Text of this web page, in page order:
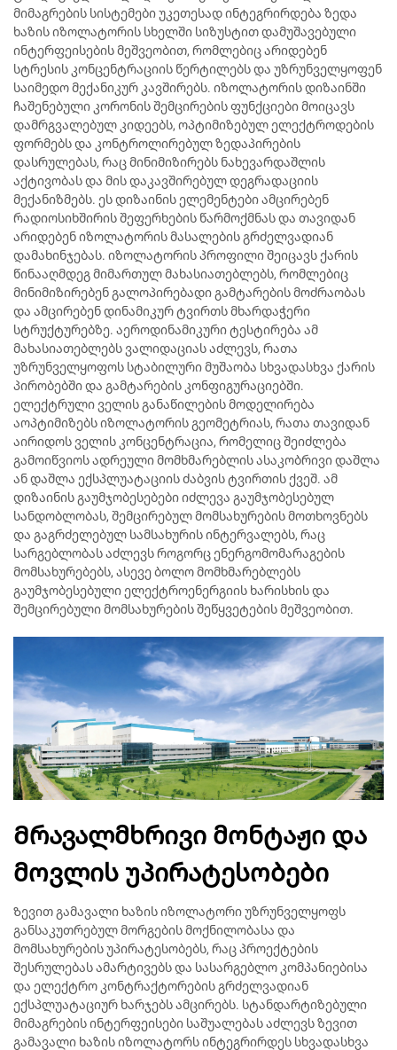
მიმაგრების სისტემები უკეთესად ინტეგრირდება ზედა
ხაზის იზოლატორის სხელში სიზუსტით დამუშავებული
ინტერფეისების მეშვეობით, რომლებიც არიდებენ
სტრესის კონცენტრაციის წერტილებს და უზრუნველყოფენ
საიმედო მექანიკურ კავშირებს. იზოლატორის დიზაინში
ჩაშენებული კორონის შემცირების ფუნქციები მოიცავს
დამრგვალებულ კიდეებს, ოპტიმიზებულ ელექტროდების
ფორმებს და კონტროლირებულ ზედაპირების
დასრულებას, რაც მინიმიზირებს ნახევარდაშლის
აქტივობას და მის დაკავშირებულ დეგრადაციის
მექანიზმებს. ეს დიზაინის ელემენტები ამცირებენ
რადიოსიხშირის შეფერხების წარმოქმნას და თავიდან
არიდებენ იზოლატორის მასალების გრძელვადიან
დამახინჯებას. იზოლატორის პროფილი შეიცავს ქარის
წინააღმდეგ მიმართულ მახასიათებლებს, რომლებიც
მინიმიზირებენ გალოპირებადი გამტარების მოძრაობას
და ამცირებენ დინამიკურ ტვირთს მხარდაჭერი
სტრუქტურებზე. აეროდინამიკური ტესტირება ამ
მახასიათებლებს ვალიდაციას აძლევს, რათა
უზრუნველყოფოს სტაბილური მუშაობა სხვადასხვა ქარის
პირობებში და გამტარების კონფიგურაციებში.
ელექტრული ველის განაწილების მოდელირება
აოპტიმიზებს იზოლატორის გეომეტრიას, რათა თავიდან
აირიდოს ველის კონცენტრაცია, რომელიც შეიძლება
გამოიწვიოს ადრეული მომხმარებლის ასაკობრივი დაშლა
ან დაშლა ექსპლუატაციის ძაბვის ტვირთის ქვეშ. ამ
დიზაინის გაუმჯობესებები იძლევა გაუმჯობესებულ
სანდობლობას, შემცირებულ მომსახურების მოთხოვნებს
და გაგრძელებულ სამსახურის ინტერვალებს, რაც
სარგებლობას აძლევს როგორც ენერგომომარაგების
მომსახურებებს, ასევე ბოლო მომხმარებლებს
გაუმჯობესებული ელექტროენერგიის ხარისხის და
შემცირებული მომსახურების შეწყვეტების მეშვეობით.
Მრავალმხრივი მონტაჟი და
მოვლის უპირატესობები
Ზევით გამავალი ხაზის იზოლატორი უზრუნველყოფს
განსაკუთრებულ მორგების მოქნილობასა და
მომსახურების უპირატესობებს, რაც პროექტების
შესრულებას ამარტივებს და სასარგებლო კომპანიებისა
და ელექტრო კონტრაქტორების გრძელვადიან
ექსპლუატაციურ ხარჯებს ამცირებს. სტანდარტიზებული
მიმაგრების ინტერფეისები საშუალებას აძლევს ზევით
გამავალი ხაზის იზოლატორს ინტეგრირდეს სხვადასხვა